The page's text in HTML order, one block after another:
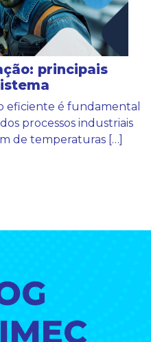
principais
eficiente é fundamental
processos industriais
de temperaturas […]